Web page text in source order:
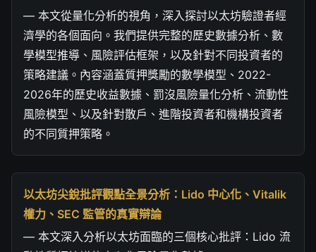
— 本文從量化分析的視角，深入探討以太坊驗證者經
濟學的各個面向。我們提供完整的歷史數據分析、數
學模型推導、風險評估框架，以及針對不同投資者的
策略建議。內容涵蓋質押獎勵的數學模型、2022-
2026年的歷史收益數據、罰沒風險量化分析、流動性
風險模型、以及針對散戶、進階投資者和機構投資者
的不同質押策略。
以太坊尖銳批評觀點全景分析：Lido 中心化、Vitalik
權力、SEC 監管的真實辯論
— 本文深入分析以太坊面臨的三個核心批評：Lido 流